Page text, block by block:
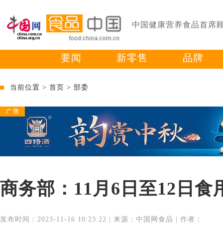
中国健康营养食品首席
要闻 新零售 品牌
当前位置 > 首页 > 部委
商务部：11月6日至12日食
发布时间：2023-11-16 10:23:22 | 来源：中国网食品 | 作者：